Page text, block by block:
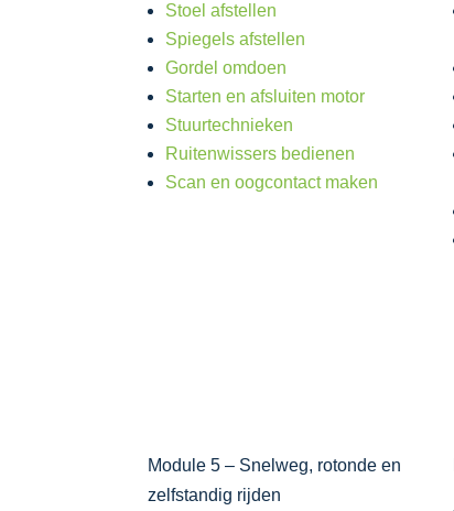
Stoel afstellen
Spiegels afstellen
Gordel omdoen
Starten en afsluiten motor
Stuurtechnieken
Ruitenwissers bedienen
Scan en oogcontact maken
Module 5 – Snelweg, rotonde en
zelfstandig rijden